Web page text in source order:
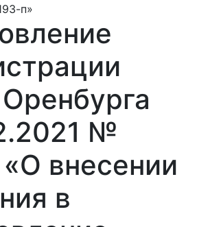
п»
№
внесении
в